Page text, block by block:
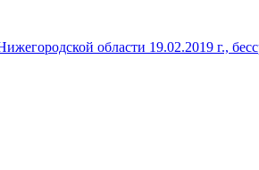
области 19.02.2019 г.,